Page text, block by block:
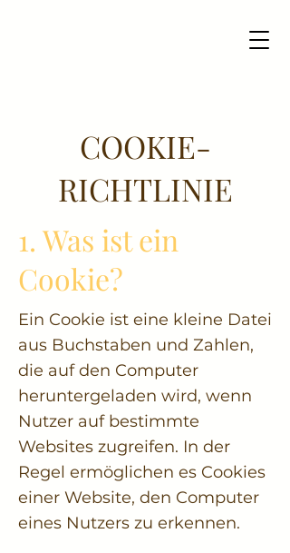
COOKIE-
RICHTLINIE
1. Was ist ein
Cookie?
Ein Cookie ist eine kleine Datei
aus Buchstaben und Zahlen,
die auf den Computer
heruntergeladen wird, wenn
Nutzer auf bestimmte
Websites zugreifen. In der
Regel ermöglichen es Cookies
einer Website, den Computer
eines Nutzers zu erkennen.